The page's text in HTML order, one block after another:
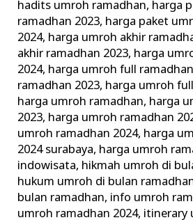
hadits umroh ramadhan, harga
ramadhan 2023, harga paket
2024, harga umroh akhir
akhir ramadhan 2023, harga
2024, harga umroh full ramadhan
ramadhan 2023, harga umroh
harga umroh ramadhan, harga
2023, harga umroh ramadhan
umroh ramadhan 2024, harga
2024 surabaya, harga umroh
indowisata, hikmah umroh di
hukum umroh di bulan
bulan ramadhan, info umroh
umroh ramadhan 2024, itinerary